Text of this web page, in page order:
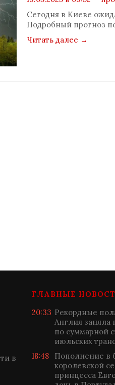
Сегодня в Киеве
Подробный прогноз
Читать далее →
в
ГЛАВНЫЕ
20:33 Рекордные
Англия заняла
по суммарной
июльских
18:48
Пополнение в
королевской
принцесса